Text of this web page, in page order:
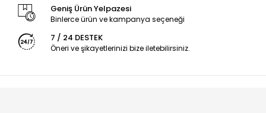
Geniş Ürün Yelpazesi
Binlerce ürün ve kampanya seçeneği
7 / 24 DESTEK
Öneri ve şikayetlerinizi bize iletebilirsiniz.